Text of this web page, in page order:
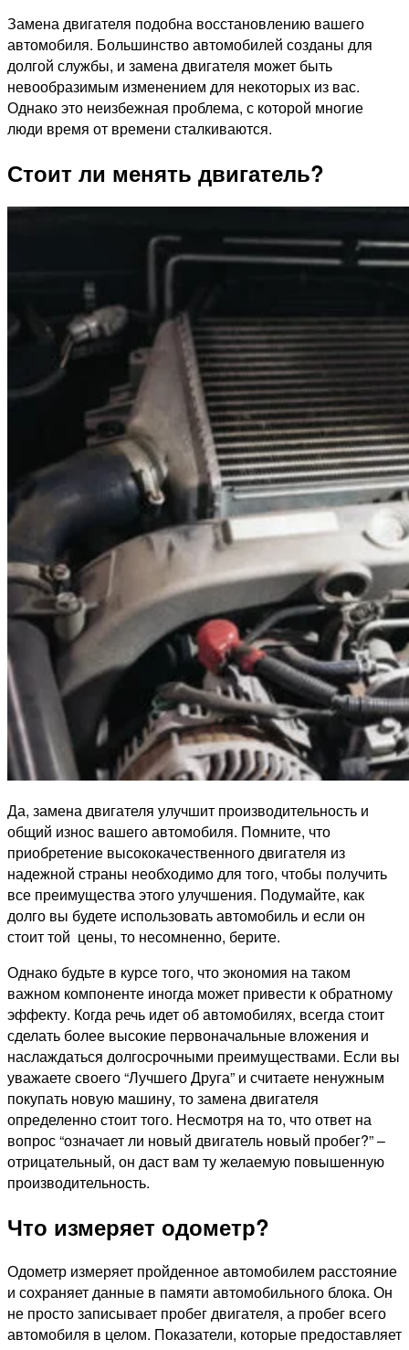
Замена двигателя подобна восстановлению вашего
автомобиля. Большинство автомобилей созданы для
долгой службы, и замена двигателя может быть
невообразимым изменением для некоторых из вас.
Однако это неизбежная проблема, с которой многие
люди время от времени сталкиваются.
Стоит ли менять двигатель?
Да, замена двигателя улучшит производительность и
общий износ вашего автомобиля. Помните, что
приобретение высококачественного двигателя из
надежной страны необходимо для того, чтобы получить
все преимущества этого улучшения. Подумайте, как
долго вы будете использовать автомобиль и если он
стоит той цены, то несомненно, берите.
Однако будьте в курсе того, что экономия на таком
важном компоненте иногда может привести к обратному
эффекту. Когда речь идет об автомобилях, всегда стоит
сделать более высокие первоначальные вложения и
наслаждаться долгосрочными преимуществами. Если вы
уважаете своего “Лучшего Друга” и считаете ненужным
покупать новую машину, то замена двигателя
определенно стоит того. Несмотря на то, что ответ на
вопрос “означает ли новый двигатель новый пробег?” –
отрицательный, он даст вам ту желаемую повышенную
производительность.
Что измеряет одометр?
Одометр измеряет пройденное автомобилем расстояние
и сохраняет данные в памяти автомобильного блока. Он
не просто записывает пробег двигателя, а пробег всего
автомобиля в целом. Показатели, которые предоставляет